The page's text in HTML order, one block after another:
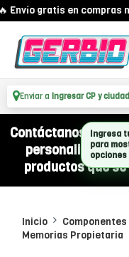
Envío gratis en compras
Enviar a Ingresar CP y ciudad
Contáctanos por
personalizado
productos que
Inicio
Memorias Propietaria
Ingresa
para
opciones